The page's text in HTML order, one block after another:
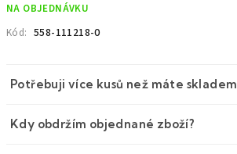
NA OBJEDNÁVKU
Kód: 558-111218-0
Potřebuji více kusů než máte skladem
Kdy obdržím objednané zboží?